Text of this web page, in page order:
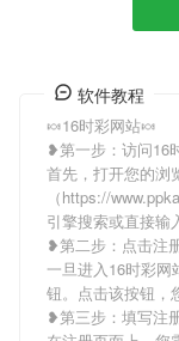
软件教程
🍬16时彩网站🍬
❥第一步：访问16
首先，打开您的浏
（https://
引擎搜索或直接输
❥第二步：点击注
一旦进入16时彩
钮。点击该按钮，
❥第三步：填写注